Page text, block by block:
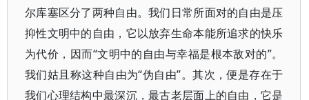
尔库塞区分了两种自由。我们日常所面对的自由是压
抑性文明中的自由，它以放弃生命本能所追求的快乐
为代价，因而“文明中的自由与幸福是根本敌对的”。
我们姑且称这种自由为“伪自由”。其次，便是存在于
我们心理结构中最深沉，最古老层面上的自由，它是